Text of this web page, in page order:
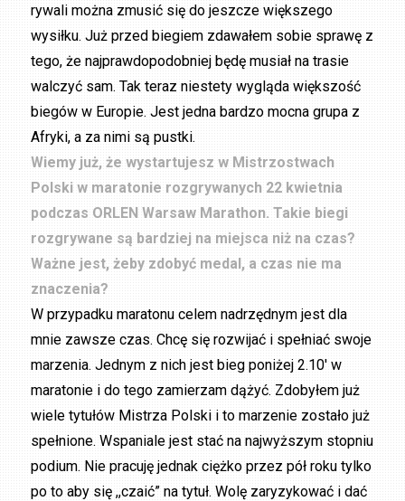
rywali można zmusić się do jeszcze większego
wysiłku. Już przed biegiem zdawałem sobie sprawę z
tego, że najprawdopodobniej będę musiał na trasie
walczyć sam. Tak teraz niestety wygląda większość
biegów w Europie. Jest jedna bardzo mocna grupa z
Afryki, a za nimi są pustki.
Wiemy już, że wystartujesz w Mistrzostwach
Polski w maratonie rozgrywanych 22 kwietnia
podczas ORLEN Warsaw Marathon. Takie biegi
rozgrywane są bardziej na miejsca niż na czas?
Ważne jest, żeby zdobyć medal, a czas nie ma
znaczenia?
W przypadku maratonu celem nadrzędnym jest dla
mnie zawsze czas. Chcę się rozwijać i spełniać swoje
marzenia. Jednym z nich jest bieg poniżej 2.10′ w
maratonie i do tego zamierzam dążyć. Zdobyłem już
wiele tytułów Mistrza Polski i to marzenie zostało już
spełnione. Wspaniale jest stać na najwyższym stopniu
podium. Nie pracuję jednak ciężko przez pół roku tylko
po to aby się ,,czaić” na tytuł. Wolę zaryzykować i dać